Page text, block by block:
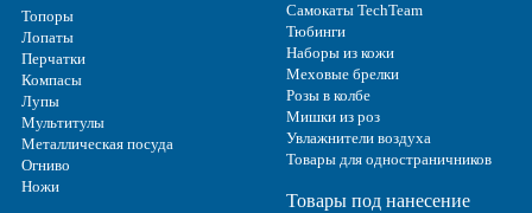
Топоры
Лопаты
Перчатки
Компасы
Лупы
Мультитулы
Металлическая посуда
Огниво
Ножи
Самокаты TechTeam
Тюбинги
Наборы из кожи
Меховые брелки
Розы в колбе
Мишки из роз
Увлажнители воздуха
Товары для одностраничников
Товары под нанесение